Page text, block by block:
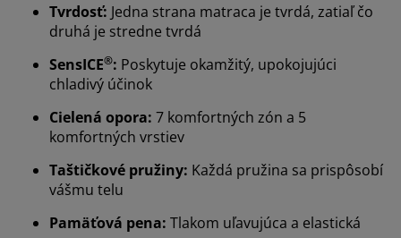
Tvrdosť: Jedna strana matraca je tvrdá, zatiaľ čo
druhá je stredne tvrdá
SensICE®: Poskytuje okamžitý, upokojujúci
chladivý účinok
Cielená opora: 7 komfortných zón a 5
komfortných vrstiev
Taštičkové pružiny: Každá pružina sa prispôsobí
vášmu telu
Pamäťová pena: Tlakom uľavujúca a elastická